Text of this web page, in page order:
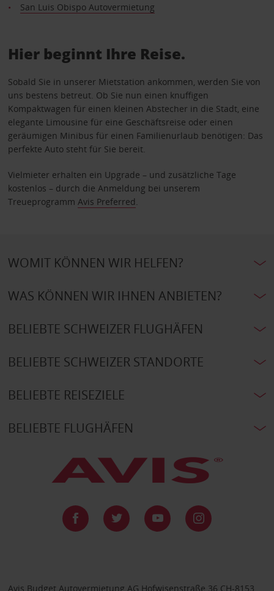
San Luis Obispo Autovermietung
Hier beginnt Ihre Reise.
Sobald Sie in unserer Mietstation ankommen, werden Sie von
uns bestens betreut. Ob Sie nun einen knuffigen
Kompaktwagen für einen kleinen Abstecher in die Stadt, eine
elegante Limousine für eine Geschäftsreise oder einen
geräumigen Minibus für einen Familienurlaub benötigen: Das
perfekte Auto steht für Sie bereit.
Vielmieter erhalten ein Upgrade – und zusätzliche Tage
kostenlos – durch die Anmeldung bei unserem
Treueprogramm Avis Preferred
WOMIT KÖNNEN WIR HELFEN?
WAS KÖNNEN WIR IHNEN ANBIETEN?
BELIEBTE SCHWEIZER FLUGHÄFEN
BELIEBTE SCHWEIZER STANDORTE
BELIEBTE REISEZIELE
BELIEBTE FLUGHÄFEN
Avis Budget Autovermietung AG Hofwisenstraße 36 CH-8153